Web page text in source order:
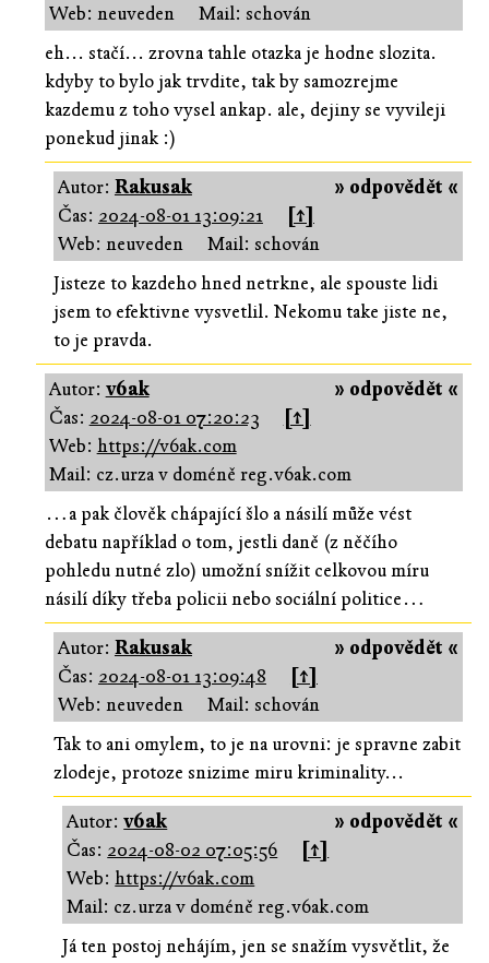
Web: neuveden
Mail: schován
eh... stačí... zrovna tahle otazka je hodne slozita.
kdyby to bylo jak trvdite, tak by samozrejme
kazdemu z toho vysel ankap. ale, dejiny se vyvileji
ponekud jinak :)
» odpovědět «
Autor: Rakusak
Čas: 2024-08-01 13:09:21
[↑]
Web: neuveden
Mail: schován
Jisteze to kazdeho hned netrkne, ale spouste lidi
jsem to efektivne vysvetlil. Nekomu take jiste ne,
to je pravda.
» odpovědět «
Autor: v6ak
Čas: 2024-08-01 07:20:23
[↑]
Web: https://v6ak.com
Mail: cz.urza v doméně reg.v6ak.com
…a pak člověk chápající šlo a násilí může vést
debatu například o tom, jestli daně (z něčího
pohledu nutné zlo) umožní snížit celkovou míru
násilí díky třeba policii nebo sociální politice…
» odpovědět «
Autor: Rakusak
Čas: 2024-08-01 13:09:48
[↑]
Web: neuveden
Mail: schován
Tak to ani omylem, to je na urovni: je spravne zabit
zlodeje, protoze snizime miru kriminality...
» odpovědět «
Autor:v6ak
Čas: 2024-08-02 07:05:56
[↑]
Web:https://v6ak.com
Mail: cz.urza v doméně reg.v6ak.com
Já ten postoj nehájím, jen se snažím vysvětlit, že